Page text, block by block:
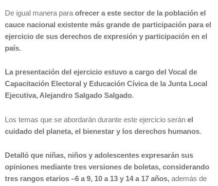
De igual manera para ofrecer a este sector de la población el
cauce nacional existente más grande de participación para el
ejercicio de sus derechos de expresión y participación en el
país.
La presentación del ejercicio estuvo a cargo del Vocal de
Capacitación Electoral y Educación Cívica de la Junta Local
Ejecutiva, Alejandro Salgado Salgado.
Los temas que se abordarán durante este ejercicio serán el
cuidado del planeta, el bienestar y los derechos humanos.
Detalló que niñas, niños y adolescentes expresarán sus
opiniones mediante tres versiones de boletas, considerando
tres rangos etarios –6 a 9, 10 a 13 y 14 a 17 años, además de